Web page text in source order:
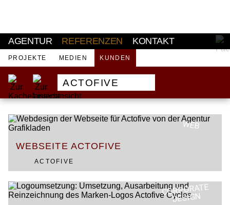
AGENTUR REFERENZEN KONTAKT
PROJEKTE MEDIEN KUNDEN
ACTOFIVE
WEB
WEBSEITE ACTOFIVE
ACTOFIVE
CORPORATE
DESIGN